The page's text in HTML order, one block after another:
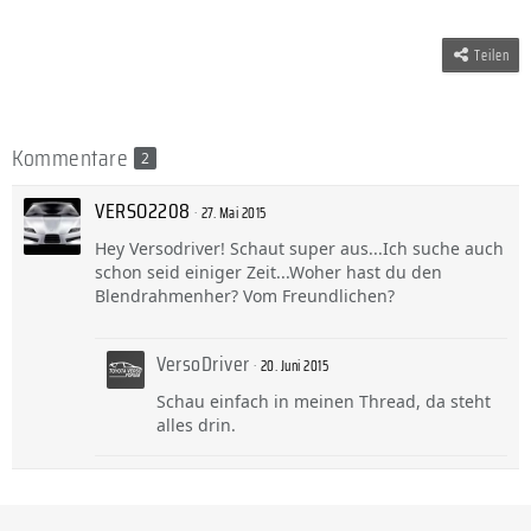
Teilen
Kommentare 2
VERSO2208 27. Mai 2015
Hey Versodriver! Schaut super aus...Ich suche auch
schon seid einiger Zeit...Woher hast du den
Blendrahmenher? Vom Freundlichen?
VersoDriver 20. Juni 2015
Schau einfach in meinen Thread, da steht
alles drin.